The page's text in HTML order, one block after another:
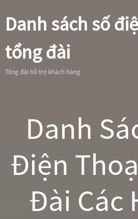
Danh sách số
tổng đài
Tổng đài hỗ trợ khách hàng
Danh
Điện
Đài Các